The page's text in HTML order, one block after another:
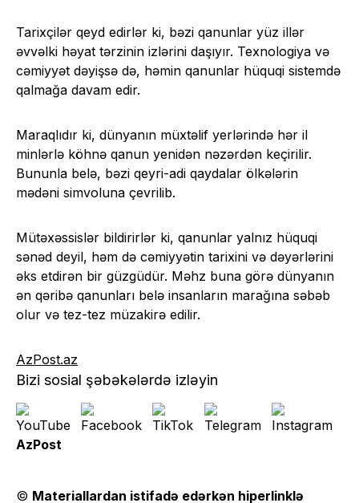
Tarixçilər qeyd edirlər ki, bəzi qanunlar yüz illər
əvvəlki həyat tərzinin izlərini daşıyır. Texnologiya və
cəmiyyət dəyişsə də, həmin qanunlar hüquqi sistemdə
qalmağa davam edir.
Maraqlıdır ki, dünyanın müxtəlif yerlərində hər il
minlərlə köhnə qanun yenidən nəzərdən keçirilir.
Bununla belə, bəzi qeyri-adi qaydalar ölkələrin
mədəni simvoluna çevrilib.
Mütəxəssislər bildirirlər ki, qanunlar yalnız hüquqi
sənəd deyil, həm də cəmiyyətin tarixini və dəyərlərini
əks etdirən bir güzgüdür. Məhz buna görə dünyanın
ən qəribə qanunları belə insanların marağına səbəb
olur və tez-tez müzakirə edilir.
AzPost.az
Bizi sosial şəbəkələrdə izləyin
AzPost
© Materiallardan istifadə edərkən hiperlinklə